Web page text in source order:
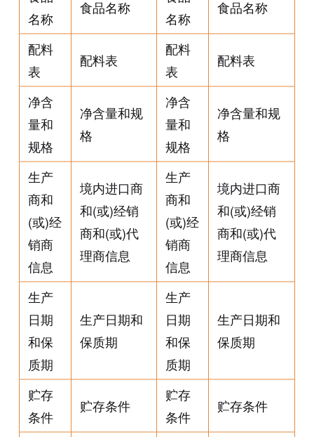
名称
食品名称
名称
食品名称
配料
表
配料表
配料
表
配料表
净含
量和
规格
净含量和规
格
净含
量和
规格
净含量和规
格
生产
商和
(或)经
销商
信息
境内进口商
和(或)经销
商和(或)代
理商信息
生产
商和
(或)经
销商
信息
境内进口商
和(或)经销
商和(或)代
理商信息
生产
日期
和保
质期
生产日期和
保质期
生产
日期
和保
质期
生产日期和
保质期
贮存
条件
贮存条件
贮存
条件
贮存条件